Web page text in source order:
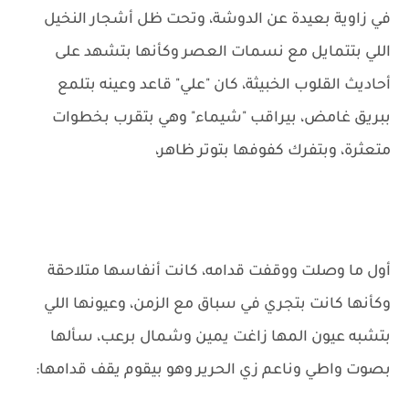
في زاوية بعيدة عن الدوشة، وتحت ظل أشجار النخيل
اللي بتتمايل مع نسمات العصر وكأنها بتشهد على
أحاديث القلوب الخبيثة، كان "علي" قاعد وعينه بتلمع
ببريق غامض، بيراقب "شيماء" وهي بتقرب بخطوات
متعثرة، وبتفرك كفوفها بتوتر ظاهر،
أول ما وصلت ووقفت قدامه، كانت أنفاسها متلاحقة
وكأنها كانت بتجري في سباق مع الزمن، وعيونها اللي
بتشبه عيون المها زاغت يمين وشمال برعب، سألها
بصوت واطي وناعم زي الحرير وهو بيقوم يقف قدامها: